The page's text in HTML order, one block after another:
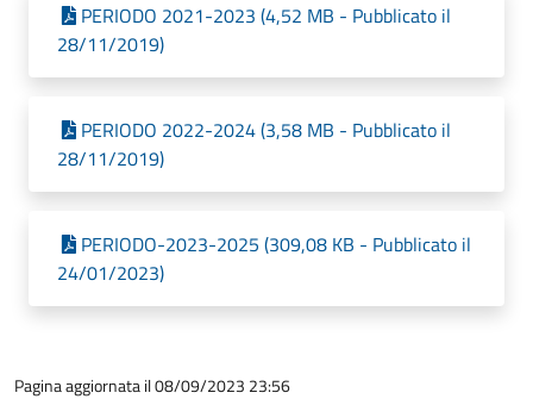
PERIODO 2021-2023 (4,52 MB - Pubblicato il
28/11/2019)
PERIODO 2022-2024 (3,58 MB - Pubblicato il
28/11/2019)
PERIODO-2023-2025 (309,08 KB - Pubblicato il
24/01/2023)
Pagina aggiornata il 08/09/2023 23:56